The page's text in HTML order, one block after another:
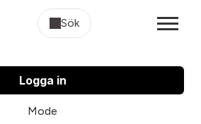
Sök
Logga in
Mode